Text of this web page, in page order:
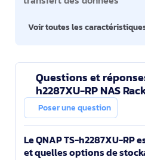
Voir toutes les
Questions et
h2287XU-RP NAS
E-2336 32 Go DDR4 0
Blanc
Poser une question
Le QNAP TS-h2287XU-RP
et quelles options de